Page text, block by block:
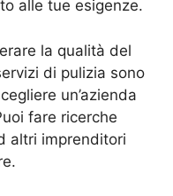
alle tue esigenze.
la qualità del
di pulizia sono
un’azienda
fare ricerche
altri imprenditori